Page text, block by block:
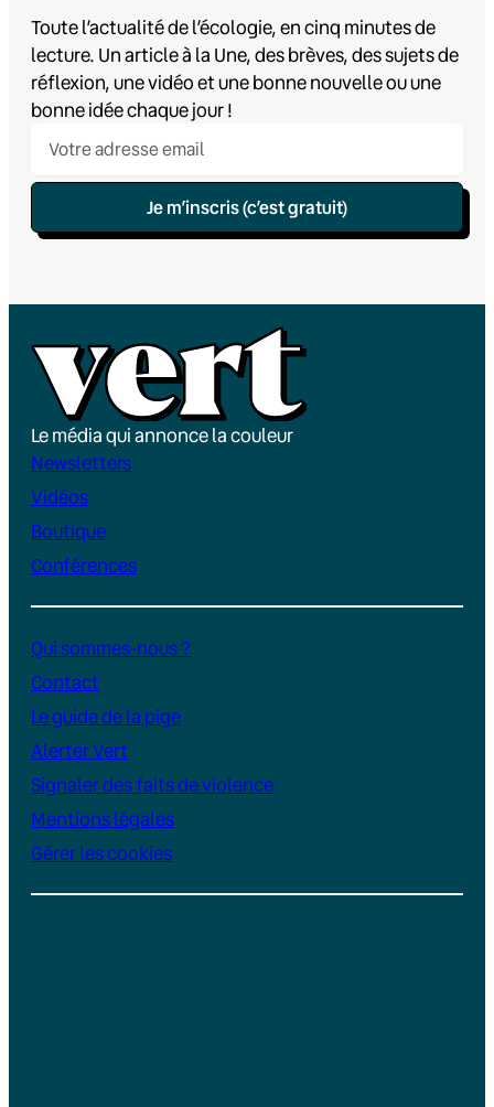
Toute l’actualité de l’écologie, en cinq minutes de
lecture. Un article à la Une, des brèves, des sujets de
réflexion, une vidéo et une bonne nouvelle ou une
bonne idée chaque jour !
Je m’inscris (c’est gratuit)
Le média qui annonce la couleur
Newsletters
Vidéos
Boutique
Conférences
Qui sommes-nous ?
Contact
Le guide de la pige
Alerter Vert
Signaler des faits de violence
Mentions légales
Gérer les cookies